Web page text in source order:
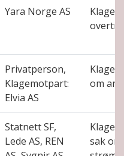
Yara Norge AS
Klage
Privatperson,
Klagemotpart:
Elvia AS
Klage
om
Statnett SF,
Lede AS, REN
Klage
sak om